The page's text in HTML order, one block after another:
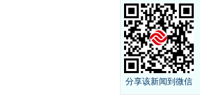
分享该新闻到微信